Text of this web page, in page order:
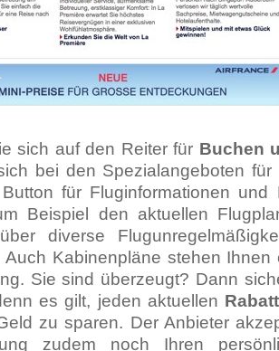
sich auf den Reiter für Buchen
bei den Spezialangeboten für
für Fluginformationen und
Beispiel den aktuellen
diverse
Auch Kabinenpläne stehen
Sie sind überzeugt? Dann
es gilt, jeden aktuellen Rabatt
zu sparen. Der Anbieter
zudem noch Ihren